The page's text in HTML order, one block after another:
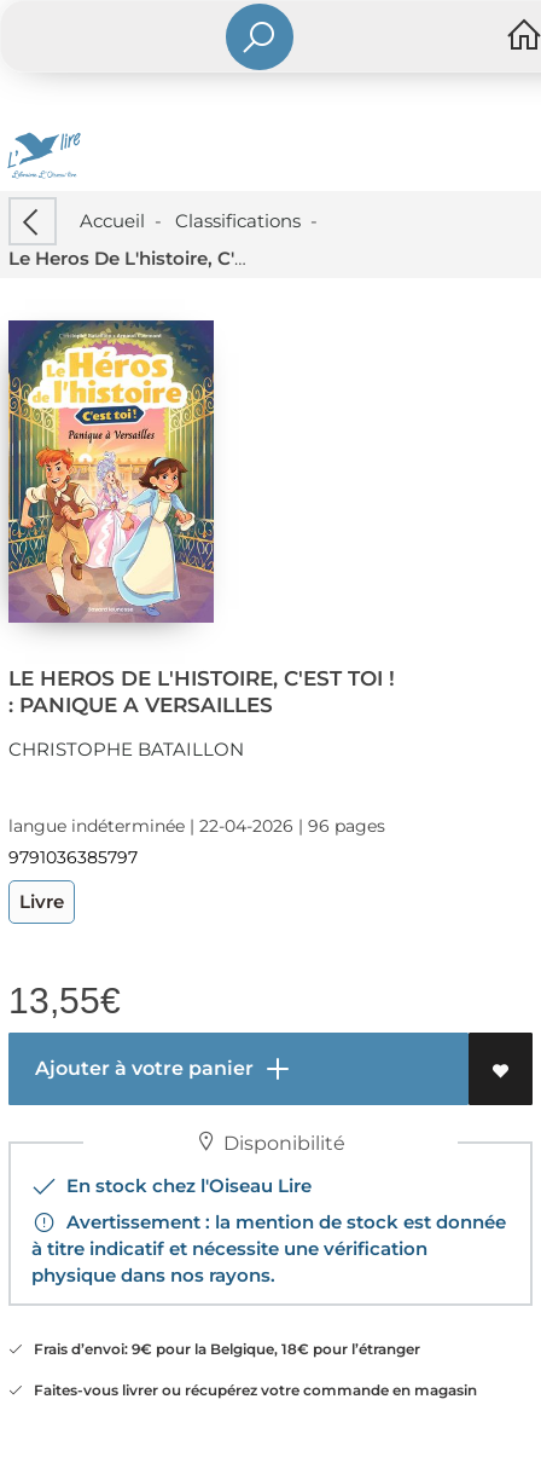
Accueil - Classifications-
Le Heros De L'histoire, C'est Toi ! : Panique A Versailles
LE HEROS DE L'HISTOIRE, C'EST TOI !
: PANIQUE A VERSAILLES
CHRISTOPHE BATAILLON
langue indéterminée | 22-04-2026 | 96 pages
9791036385797
Livre
13,55€
Ajouter à votre panier
Disponibilité
En stock chez l'Oiseau Lire
Avertissement : la mention de stock est donnée
à titre indicatif et nécessite une vérification
physique dans nos rayons.
Frais d’envoi: 9€ pour la Belgique, 18€ pour l’étranger
Faites-vous livrer ou récupérez votre commande en magasin